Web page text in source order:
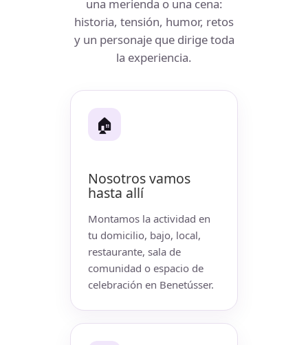
una merienda o una cena:
historia, tensión, humor, retos
y un personaje que dirige toda
la experiencia.
🏠
Nosotros vamos
hasta allí
Montamos la actividad en
tu domicilio, bajo, local,
restaurante, sala de
comunidad o espacio de
celebración en Benetússer.